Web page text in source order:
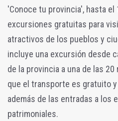
'Conoce tu provincia', hasta el
excursiones gratuitas para
atractivos de los pueblos y
incluye una excursión desde
de la provincia a una de las
que el transporte es gratuito
además de las entradas a los
patrimoniales.